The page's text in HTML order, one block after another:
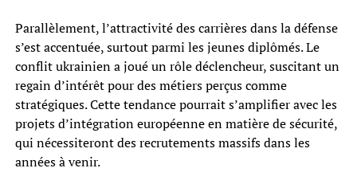
Parallèlement, l’attractivité des carrières dans la défense
s’est accentuée, surtout parmi les jeunes diplômés. Le
conflit ukrainien a joué un rôle déclencheur, suscitant un
regain d’intérêt pour des métiers perçus comme
stratégiques. Cette tendance pourrait s’amplifier avec les
projets d’intégration européenne en matière de sécurité,
qui nécessiteront des recrutements massifs dans les
années à venir.